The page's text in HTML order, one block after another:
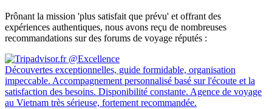
Prônant la mission 'plus satisfait que prévu' et offrant des
expériences authentiques, nous avons reçu de nombreuses
recommandations sur des forums de voyage réputés :
Découvertes exceptionnelles, guide formidable, organisation
impeccable. Accompagnement personnalisé basé sur l'écoute et la
satisfaction des besoins. Disponibilité constante. Agence de voyage
au Vietnam très sérieuse, fortement recommandée.